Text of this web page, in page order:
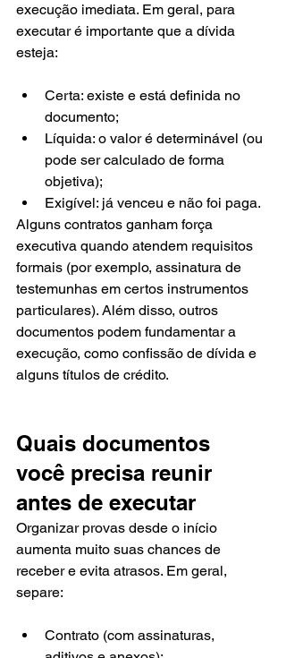
execução imediata. Em geral, para
executar é importante que a dívida
esteja:
Certa: existe e está definida no
documento;
Líquida: o valor é determinável (ou
pode ser calculado de forma
objetiva);
Exigível: já venceu e não foi paga.
Alguns contratos ganham força
executiva quando atendem requisitos
formais (por exemplo, assinatura de
testemunhas em certos instrumentos
particulares). Além disso, outros
documentos podem fundamentar a
execução, como confissão de dívida e
alguns títulos de crédito.
Quais documentos
você precisa reunir
antes de executar
Organizar provas desde o início
aumenta muito suas chances de
receber e evita atrasos. Em geral,
separe:
Contrato (com assinaturas,